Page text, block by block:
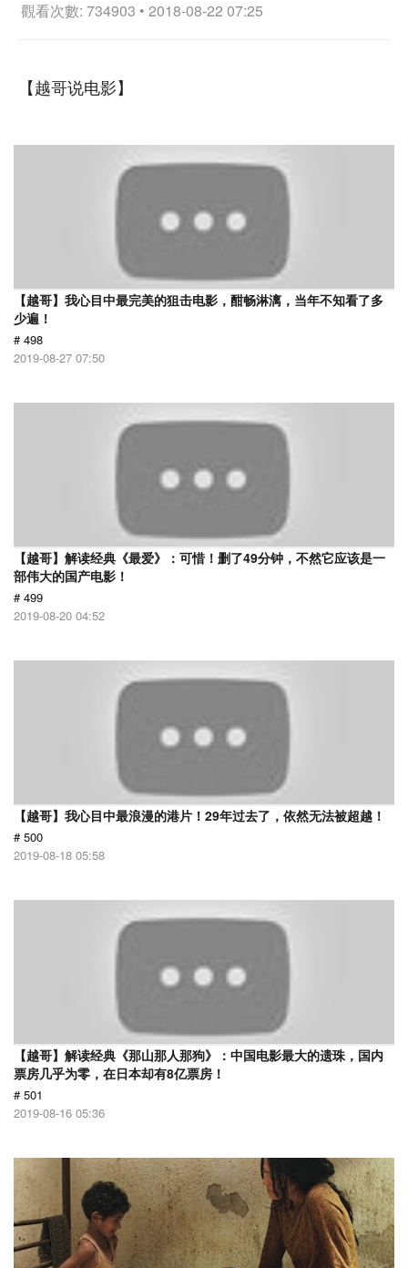
觀看次數: 734903 • 2018-08-22 07:25
【越哥说电影】
【越哥】我心目中最完美的狙击电影，酣畅淋漓，当年不知看了多
少遍！
# 498
2019-08-27 07:50
【越哥】解读经典《最爱》：可惜！删了49分钟，不然它应该是一
部伟大的国产电影！
# 499
2019-08-20 04:52
【越哥】我心目中最浪漫的港片！29年过去了，依然无法被超越！
# 500
2019-08-18 05:58
【越哥】解读经典《那山那人那狗》：中国电影最大的遗珠，国内
票房几乎为零，在日本却有8亿票房！
# 501
2019-08-16 05:36